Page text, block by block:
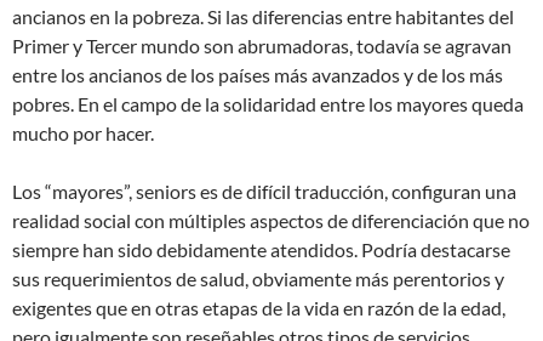
ancianos en la pobreza. Si las diferencias entre habitantes del
Primer y Tercer mundo son abrumadoras, todavía se agravan
entre los ancianos de los países más avanzados y de los más
pobres. En el campo de la solidaridad entre los mayores queda
mucho por hacer.
Los “mayores”, seniors es de difícil traducción, configuran una
realidad social con múltiples aspectos de diferenciación que no
siempre han sido debidamente atendidos. Podría destacarse
sus requerimientos de salud, obviamente más perentorios y
exigentes que en otras etapas de la vida en razón de la edad,